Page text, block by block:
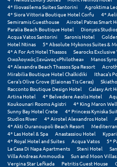
Λουτράκι
Λούτσα
Μ
Μάνη
Μαραθώνας Αττικής
Μαρώνεια
Μεθώνη
Μεσολόγγι
4* Iliovasilema Suites Santorini
Agroktima
4* Siora Vittoria Boutique Hotel Corfu
4*
Semiramis Guesthouse
Airotel Patras Smart
Paralia Beach Boutique Hotel
Dionysis Studios
Acqua Vatos Santorini
Saronis Hotel
Hotel Ntinas
5* Absolute Mykonos Suites &
4* A For Art Hotel Thassos
Searocks
Οικολογικός Ξενώνας «Philothea»
Manos
4* Alexandra Beach Thassos Spa Resort
Mirabilia Boutique Hotel Chalkidiki
Ithaca's
Gera's Olive Grove (Elaionas Tis Geras)
Racconto Boutique Design Hotel
Galaxy Art
Artina Hotel
4* Belvedere Aeolis Hotel
Koukounari Rooms Agistri
4* King Maron
Sunny Bay Hotel Crete
4* Princess Kyniska
Studios River
4* Airotel Alexandros Hotel
4* Akti Ouranoupoli Beach Resort
4* Las Hotel & Spa
Anastassiou Hotel
4* Royal Hotel and Suites
Acqua Vatos
5*
La Casa Di Napa Apartments
Steni Hotel
Villa Andreas Ammoudia
Sun and Moon Villas
Vergina Star Lefkada
Petritis Guest House